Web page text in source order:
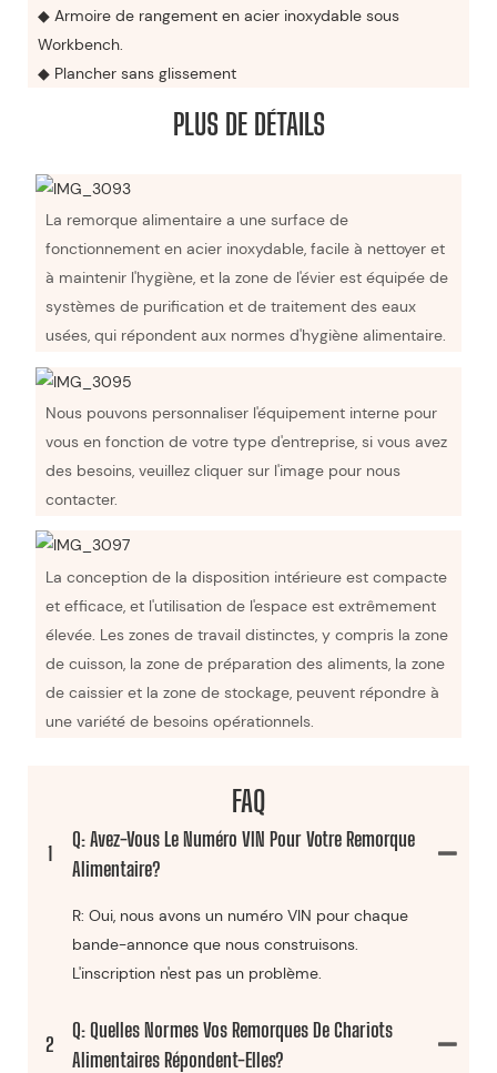
◆ Armoire de rangement en acier inoxydable sous
Workbench.
◆ Plancher sans glissement
PLUS DE DÉTAILS
La remorque alimentaire a une surface de
fonctionnement en acier inoxydable, facile à nettoyer et
à maintenir l'hygiène, et la zone de l'évier est équipée de
systèmes de purification et de traitement des eaux
usées, qui répondent aux normes d'hygiène alimentaire.
Nous pouvons personnaliser l'équipement interne pour
vous en fonction de votre type d'entreprise, si vous avez
des besoins, veuillez cliquer sur l'image pour nous
contacter.
La conception de la disposition intérieure est compacte
et efficace, et l'utilisation de l'espace est extrêmement
élevée. Les zones de travail distinctes, y compris la zone
de cuisson, la zone de préparation des aliments, la zone
de caissier et la zone de stockage, peuvent répondre à
une variété de besoins opérationnels.
FAQ
1
Q: Avez-Vous Le Numéro VIN Pour Votre Remorque
Alimentaire?
R: Oui, nous avons un numéro VIN pour chaque
bande-annonce que nous construisons.
L'inscription n'est pas un problème.
2
Q: Quelles Normes Vos Remorques De Chariots
Alimentaires Répondent-Elles?